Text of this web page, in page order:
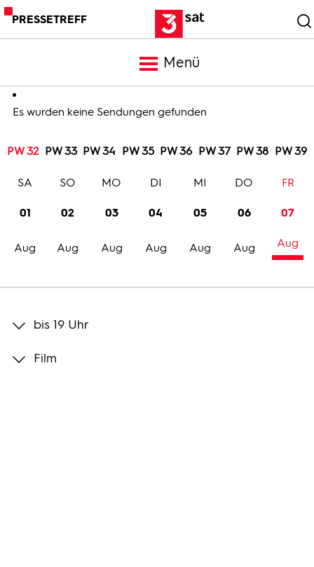
PRESSETREFF
Menü
Meldungen
Programm
Trailer
Bilder
Es wurden keine Sendungen gefunden
PW 32 PW 33 PW 34 PW 35 PW 36 PW 37 PW 38 PW 39
01
Aug
SA
02
Aug
SO
03
Aug
MO
04
Aug
DI
05
Aug
MI
06
Aug
DO
07
Aug
FR
bis 19 Uhr
Film